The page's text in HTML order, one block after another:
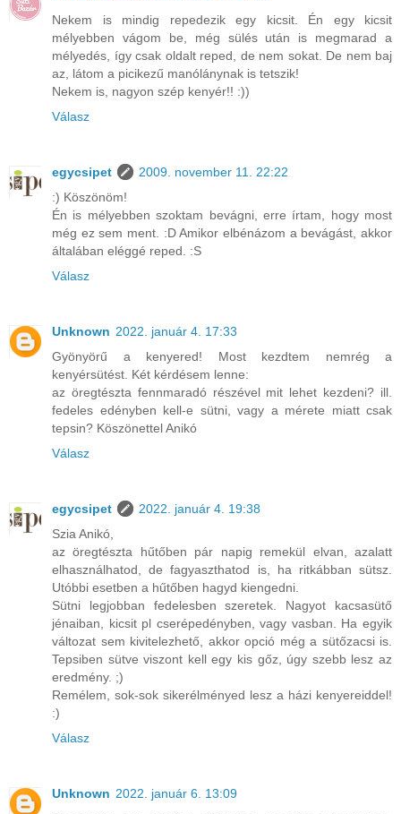
Nekem is mindig repedezik egy kicsit. Én egy kicsit
mélyebben vágom be, még sülés után is megmarad a
mélyedés, így csak oldalt reped, de nem sokat. De nem baj
az, látom a picikezű manólánynak is tetszik!
Nekem is, nagyon szép kenyér!! :))
Válasz
egycsipet
2009. november 11. 22:22
:) Köszönöm!
Én is mélyebben szoktam bevágni, erre írtam, hogy most
még ez sem ment. :D Amikor elbénázom a bevágást, akkor
általában eléggé reped. :S
Válasz
Unknown 2022. január 4. 17:33
Gyönyörű a kenyered! Most kezdtem nemrég a
kenyérsütést. Két kérdésem lenne:
az öregtészta fennmaradó részével mit lehet kezdeni? ill.
fedeles edényben kell-e sütni, vagy a mérete miatt csak
tepsin? Köszönettel Anikó
Válasz
egycsipet
2022. január 4. 19:38
Szia Anikó,
az öregtészta hűtőben pár napig remekül elvan, azalatt
elhasználhatod, de fagyaszthatod is, ha ritkábban sütsz.
Utóbbi esetben a hűtőben hagyd kiengedni.
Sütni legjobban fedelesben szeretek. Nagyot kacsasütő
jénaiban, kicsit pl cserépedényben, vagy vasban. Ha egyik
változat sem kivitelezhető, akkor opció még a sütőzacsi is.
Tepsiben sütve viszont kell egy kis gőz, úgy szebb lesz az
eredmény. ;)
Remélem, sok-sok sikerélményed lesz a házi kenyereiddel!
:)
Válasz
Unknown 2022. január 6. 13:09